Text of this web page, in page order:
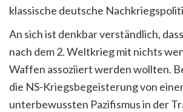
klassische deutsche
An sich ist denkbar verständlich,
nach dem 2. Weltkrieg mit nichts
Waffen assoziiert werden wollten.
die NS-Kriegsbegeisterung von
unterbewussten Pazifismus in der